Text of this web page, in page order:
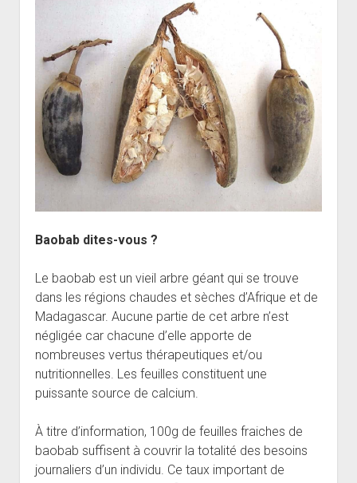
Baobab dites-vous ?
Le baobab est un vieil arbre géant qui se trouve
dans les régions chaudes et sèches d’Afrique et de
Madagascar. Aucune partie de cet arbre n’est
négligée car chacune d’elle apporte de
nombreuses vertus thérapeutiques et/ou
nutritionnelles. Les feuilles constituent une
puissante source de calcium.
À titre d’information, 100g de feuilles fraiches de
baobab suffisent à couvrir la totalité des besoins
journaliers d’un individu. Ce taux important de